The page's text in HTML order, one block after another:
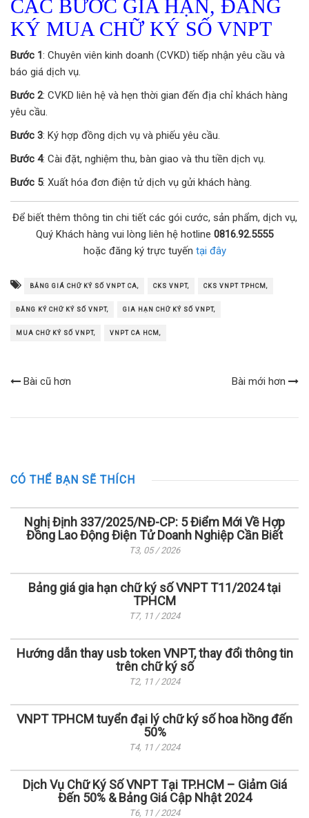
CÁC BƯỚC GIA HẠN, ĐĂNG
KÝ MUA CHỮ KÝ SỐ VNPT
Bước 1 : Chuyên viên kinh doanh (CVKD) tiếp nhận yêu cầu và
báo giá dịch vụ.
Bước 2: CVKD liên hệ và hẹn thời gian đến địa chỉ khách hàng
yêu cầu.
Bước 3: Ký hợp đồng dịch vụ và phiếu yêu cầu.
Bước 4: Cài đặt, nghiệm thu, bàn giao và thu tiền dịch vụ.
Bước 5: Xuất hóa đơn điện tử dịch vụ gửi khách hàng.
Để biết thêm thông tin chi tiết các gói cước, sản phẩm, dịch vụ,
Quý Khách hàng vui lòng liên hệ hotline 0816.92.5555
hoặc đăng ký trực tuyến tại đây
BẢNG GIÁ CHỮ KÝ SỐ VNPT CA, CKS VNPT, CKS VNPT TPHCM,
ĐĂNG KÝ CHỮ KÝ SỐ VNPT, GIA HẠN CHỮ KÝ SỐ VNPT,
MUA CHỮ KÝ SỐ VNPT, VNPT CA HCM,
Bài cũ hơn Bài mới hơn
CÓ THỂ BẠN SẼ THÍCH
Nghị Định 337/2025/NĐ-CP: 5 Điểm Mới Về Hợp
Đồng Lao Động Điện Tử Doanh Nghiệp Cần Biết
T3, 05 / 2026
Bảng giá gia hạn chữ ký số VNPT T11/2024 tại
TPHCM
T7, 11 / 2024
Hướng dẫn thay usb token VNPT, thay đổi thông tin
trên chữ ký số
T2, 11 / 2024
VNPT TPHCM tuyển đại lý chữ ký số hoa hồng đến
50%
T4, 11 / 2024
Dịch Vụ Chữ Ký Số VNPT Tại TP.HCM – Giảm Giá
Đến 50% & Bảng Giá Cập Nhật 2024
T6, 11 / 2024